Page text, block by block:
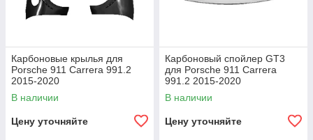
Карбоновые крылья для
Porsche 911 Carrera 991.2
2015-2020
В наличии
Цену уточняйте
Карбоновый спойлер GT3
для Porsche 911 Carrera
991.2 2015-2020
В наличии
Цену уточняйте